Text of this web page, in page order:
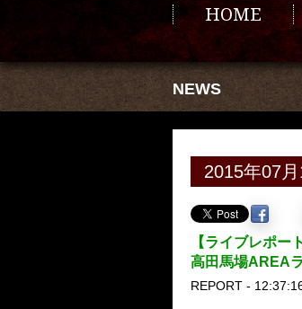
HOME
NEWS
2015年07
【ライブレポ
高田馬場AREA
REPORT -